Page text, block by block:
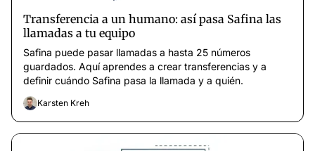
Transferencia a un humano: así pasa Safina las
llamadas a tu equipo
Safina puede pasar llamadas a hasta 25 números
guardados. Aquí aprendes a crear transferencias y a
definir cuándo Safina pasa la llamada y a quién.
Karsten Kreh